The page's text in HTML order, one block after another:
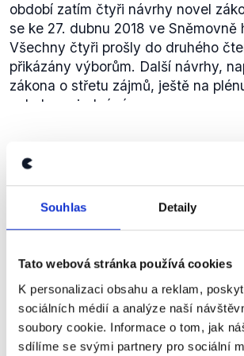
Souhlas Detaily
Tato webová stránka používá cookies
K personalizaci obsahu a reklam,
sociálních médií a analýze naší
soubory cookie. Informace o tom, jak
sdílíme se svými partnery pro sociální
období zatím čtyři návrhy novel
se ke 27. dubnu 2018 ve Sněmovně
Všechny čtyři prošly do druhého
přikázány výborům. Další návrhy,
zákona o střetu zájmů, ještě na
nebyly projednávány.
, novela zákona o evidenci
Návrh novely se nejprve
rozpočtovému výboru všemi devíti
, novela z. o svobodném
pouze pirátskými poslanci, přičemž
vícero výborům díky
všemi kluby.
Tisk76, novela z. o urychlení
infrastruktury, předložen všemi
následně rovněž všemi kluby
Piráti
Ivan Bartoš
Když jsme dělali
pro různé vedoucí
různých rad, tak
hnutím STAN.
PRAVDA
Pirátská strana prostřednictvím